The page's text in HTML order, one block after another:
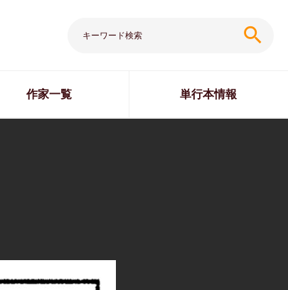
search
作家一覧 単行本情報